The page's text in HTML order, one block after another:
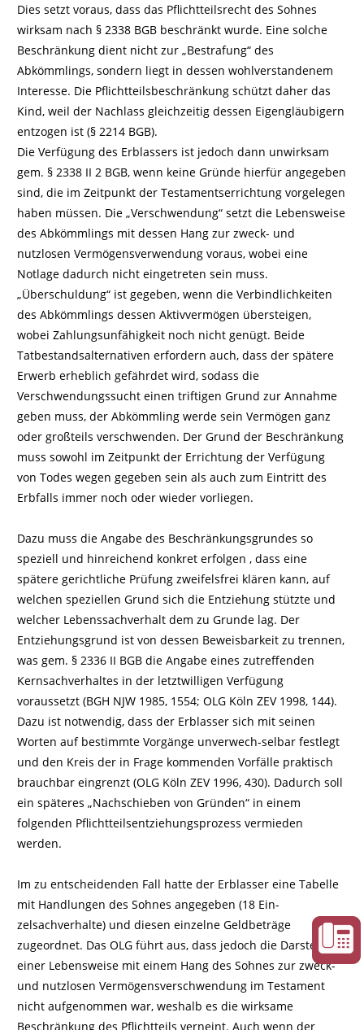
Dies setzt voraus, dass das Pflichtteilsrecht des Sohnes
wirksam nach § 2338 BGB beschränkt wurde. Eine solche
Beschränkung dient nicht zur „Bestrafung“ des
Abkömmlings, sondern liegt in dessen wohlverstandenem
Interesse. Die Pflichtteilsbeschränkung schützt daher das
Kind, weil der Nachlass gleichzeitig dessen Eigengläubigern
entzogen ist (§ 2214 BGB).
Die Verfügung des Erblassers ist jedoch dann unwirksam
gem. § 2338 II 2 BGB, wenn keine Gründe hierfür angegeben
sind, die im Zeitpunkt der Testamentserrichtung vorgelegen
haben müssen. Die „Verschwendung“ setzt die Lebensweise
des Abkömmlings mit dessen Hang zur zweck- und
nutzlosen Vermögensverwendung voraus, wobei eine
Notlage dadurch nicht eingetreten sein muss.
„Überschuldung“ ist gegeben, wenn die Verbindlichkeiten
des Abkömmlings dessen Aktivvermögen übersteigen,
wobei Zahlungsunfähigkeit noch nicht genügt. Beide
Tatbestandsalternativen erfordern auch, dass der spätere
Erwerb erheblich gefährdet wird, sodass die
Verschwendungssucht einen triftigen Grund zur Annahme
geben muss, der Abkömmling werde sein Vermögen ganz
oder großteils verschwenden. Der Grund der Beschränkung
muss sowohl im Zeitpunkt der Errichtung der Verfügung
von Todes wegen gegeben sein als auch zum Eintritt des
Erbfalls immer noch oder wieder vorliegen.
Dazu muss die Angabe des Beschränkungsgrundes so
speziell und hinreichend konkret erfolgen , dass eine
spätere gerichtliche Prüfung zweifelsfrei klären kann, auf
welchen speziellen Grund sich die Entziehung stützte und
welcher Lebenssachverhalt dem zu Grunde lag. Der
Entziehungsgrund ist von dessen Beweisbarkeit zu trennen,
was gem. § 2336 II BGB die Angabe eines zutreffenden
Kernsachverhaltes in der letztwilligen Verfügung
voraussetzt (BGH NJW 1985, 1554; OLG Köln ZEV 1998, 144).
Dazu ist notwendig, dass der Erblasser sich mit seinen
Worten auf bestimmte Vorgänge unverwech-selbar festlegt
und den Kreis der in Frage kommenden Vorfälle praktisch
brauchbar eingrenzt (OLG Köln ZEV 1996, 430). Dadurch soll
ein späteres „Nachschieben von Gründen“ in einem
folgenden Pflichtteilsentziehungsprozess vermieden
werden.
Im zu entscheidenden Fall hatte der Erblasser eine Tabelle
mit Handlungen des Sohnes angegeben (18 Ein-
zelsachverhalte) und diesen einzelne Geldbeträge
zugeordnet. Das OLG führt aus, dass jedoch die Darstellung
einer Lebensweise mit einem Hang des Sohnes zur zweck-
und nutzlosen Vermögensverschwendung im Testament
nicht aufgenommen war, weshalb es die wirksame
Beschränkung des Pflichtteils verneint. Auch wenn der